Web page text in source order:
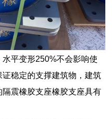
平变形250%不会影响使
稳定的支撑建筑物，建筑
震橡胶支座橡胶支座具有